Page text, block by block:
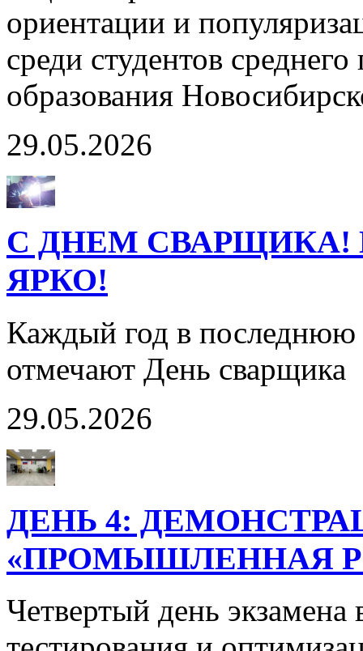
ориентации и
среди студентов
образования
29.05.2026
С ДНЕМ СВАРЩИКА!
ЯРКО!
Каждый год в последнюю
отмечают День сварщика
29.05.2026
ДЕНЬ 4:
«ПРОМЫШЛЕННАЯ
Четвертый день